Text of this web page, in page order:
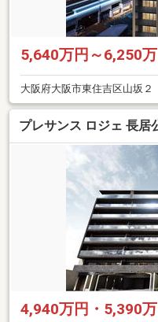
5,640万円～6,250
大阪府大阪市東住吉区山坂２
プレサンス ロジェ 長居
4,940万円・5,390